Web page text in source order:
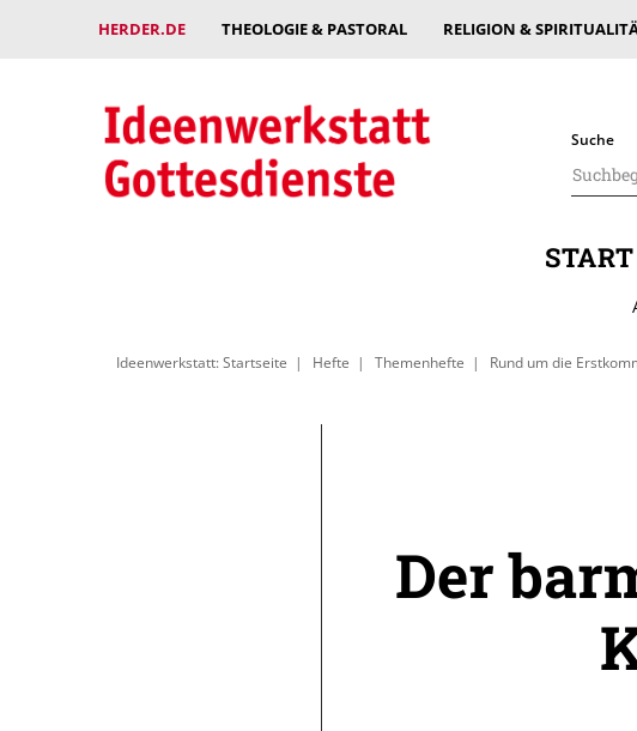
HERDER.DE THEOLOGIE & PASTORAL RELIGION &
Suche
START
Ideenwerkstatt: Startseite Hefte Themenhefte Rund um die
Der